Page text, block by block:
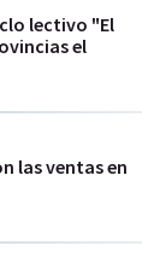
lectivo "El
el
las ventas en